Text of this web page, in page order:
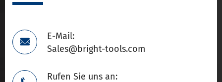

E-Mail:
Sales@bright-tools.com
Rufen Sie uns an: